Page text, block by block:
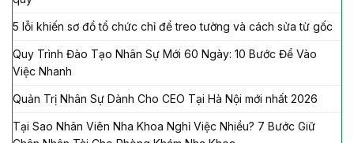
5 lỗi khiến sơ đồ tổ chức chỉ để treo tường và cách sửa từ gốc
Quy Trình Đào Tạo Nhân Sự Mới 60 Ngày: 10 Bước Để Vào
Việc Nhanh
Quản Trị Nhân Sự Dành Cho CEO Tại Hà Nội mới nhất 2026
Tại Sao Nhân Viên Nha Khoa Nghỉ Việc Nhiều? 7 Bước Giữ